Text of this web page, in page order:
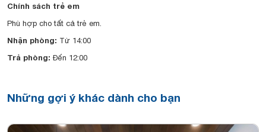
Chính sách trẻ em
Phù hợp cho tất cả trẻ em.
Nhận phòng: Từ 14:00
Trả phòng: Đến 12:00
Những gợi ý khác dành cho bạn